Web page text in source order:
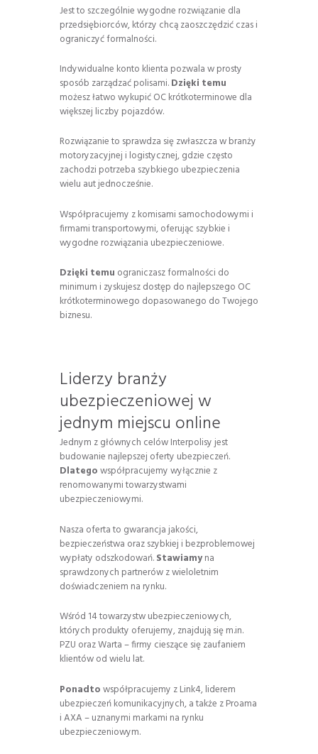
Jest to szczególnie wygodne rozwiązanie dla
przedsiębiorców, którzy chcą zaoszczędzić czas i
ograniczyć formalności.
Indywidualne konto klienta pozwala w prosty
sposób zarządzać polisami.Dzięki temu
możesz łatwo wykupić OC krótkoterminowe dla
większej liczby pojazdów.
Rozwiązanie to sprawdza się zwłaszcza w branży
motoryzacyjnej i logistycznej, gdzie często
zachodzi potrzeba szybkiego ubezpieczenia
wielu aut jednocześnie.
Współpracujemy z komisami samochodowymi i
firmami transportowymi, oferując szybkie i
wygodne rozwiązania ubezpieczeniowe.
Dzięki temu ograniczasz formalności do
minimum i zyskujesz dostęp do najlepszego OC
krótkoterminowego dopasowanego do Twojego
biznesu.
Liderzy branży
ubezpieczeniowej w
jednym miejscu online
Jednym z głównych celów Interpolisy jest
budowanie najlepszej oferty ubezpieczeń.
Dlategowspółpracujemy wyłącznie z
renomowanymi towarzystwami
ubezpieczeniowymi.
Nasza oferta to gwarancja jakości,
bezpieczeństwa oraz szybkiej i bezproblemowej
wypłaty odszkodowań.Stawiamyna
sprawdzonych partnerów z wieloletnim
doświadczeniem na rynku.
Wśród 14 towarzystw ubezpieczeniowych,
których produkty oferujemy, znajdują się m.in.
PZU orazWarta– firmy cieszące się zaufaniem
klientów od wielu lat.
Ponadtowspółpracujemy zLink4, liderem
ubezpieczeń komunikacyjnych, a także zProama
iAXA– uznanymi markami na rynku
ubezpieczeniowym.